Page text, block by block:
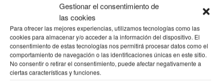
Gestionar el consentimiento de
las cookies
Para ofrecer las mejores experiencias, utilizamos tecnologías como las
cookies para almacenar y/o acceder a la información del dispositivo. El
consentimiento de estas tecnologías nos permitirá procesar datos como el
comportamiento de navegación o las identificaciones únicas en este sitio.
No consentir o retirar el consentimiento, puede afectar negativamente a
ciertas características y funciones.